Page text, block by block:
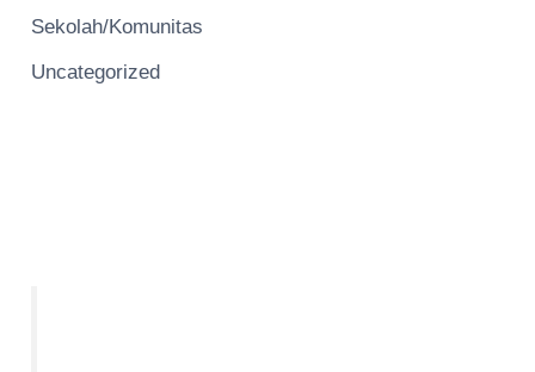
Sekolah/Komunitas
Uncategorized